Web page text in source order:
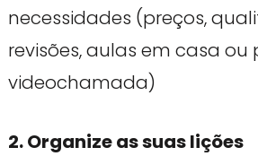
necessidades (preços,
revisões, aulas em casa ou
videochamada)
2. Organize as suas lições